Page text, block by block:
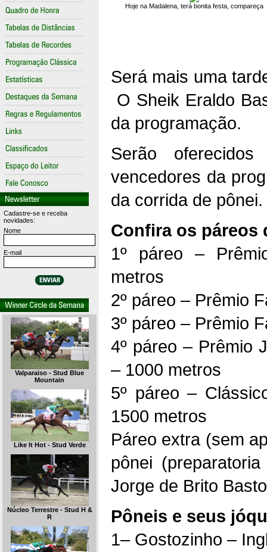
Cadastre-se e receba
novidades:
Nome
E-mail
Valparaiso - Stud Blue
Mountain
Like It Hot - Stud Verde
Núcleo Terrestre - Stud H &
R
Hoje na Madalena, terá bonita festa, compareça
Será mais uma
O Sheik Eraldo
da programação.
Serão
vencedores da
da corrida de
Confira os páreos
1º páreo –
metros
2º páreo – Prêmio
3º páreo – Prêmio
4º páreo – Prêmio
– 1000 metros
5º páreo –
1500 metros
Páreo extra (sem
pônei
Jorge de Brito
Pôneis e seus
1– Gostozinho –